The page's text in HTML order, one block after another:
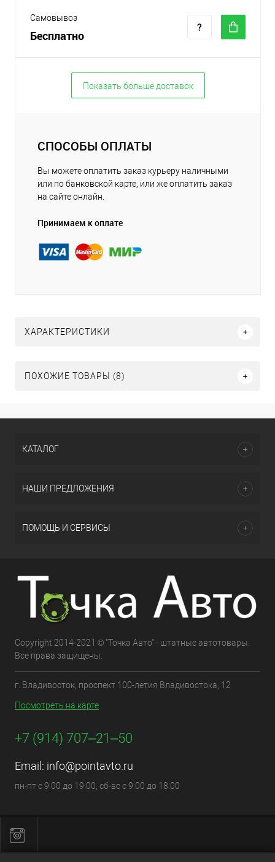
Самовывоз
Бесплатно
Показать больше доставок
СПОСОБЫ ОПЛАТЫ
Вы можете оплатить заказ курьеру наличными
или по банковской карте, или же оплатить заказ
на сайте онлайн.
Принимаем к оплате
ХАРАКТЕРИСТИКИ
ПОХОЖИЕ ТОВАРЫ (8)
КАТАЛОГ
НАШИ ПРЕДЛОЖЕНИЯ
ПОМОЩЬ И СЕРВИСЫ
Copyright 2014-2021 © "Точка Авто" - штатные автотовары.
Все права защищены.
г. Владивосток, проспект 100-летия Владивостока, 12
Посмотреть на карте
+7 (914) 707‒21‒50
Email: info@pointavto.ru
пн-пт с 9:00 до 19:00, сб-вс с 9:00 до 18:00